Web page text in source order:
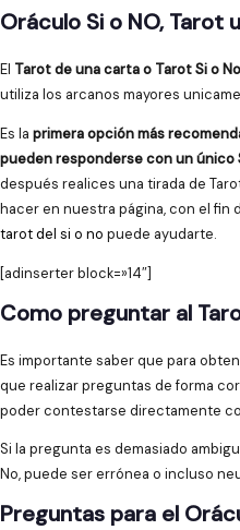
Oráculo Si o NO, Tarot
El Tarot de una carta o Tarot Si o No
utiliza los arcanos mayores
Es la primera opción más
pueden responderse con un único
después realices una tirada de
hacer en nuestra página, con el fin
tarot del si o no puede ayudarte.
[adinserter block=»14″]
Como preguntar al
Es importante saber que para
que realizar preguntas de forma
poder contestarse directamente
Si la pregunta es demasiado
No, puede ser errónea o incluso
Preguntas para el